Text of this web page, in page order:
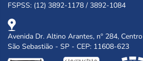
FSPSS: (12) 3892-1178 / 3892-1084
Avenida Dr. Altino Arantes, nº 284, Centro
São Sebastião - SP - CEP: 11608-623